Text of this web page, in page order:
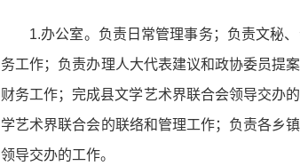
1.办公室。负责日常管理事务；负责文秘
务工作；负责办理人大代表建议和政协委员提
财务工作；完成县文学艺术界联合会领导交办
学艺术界联合会的联络和管理工作；负责各乡
领导交办的工作。